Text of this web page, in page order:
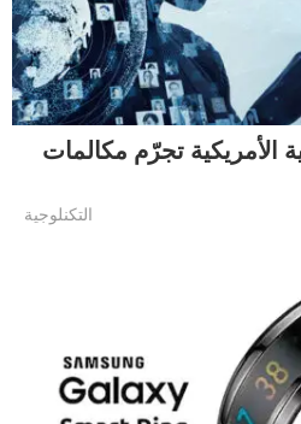
الأمريكية تجرّم مكالمات
التكنلوجية